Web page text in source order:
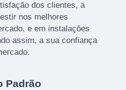
dos clientes, a
nos melhores
e em instalações
assim, a sua confiança
Padrão